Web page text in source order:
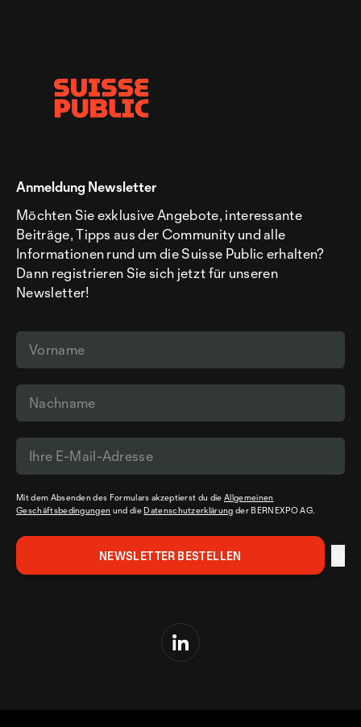
Anmeldung Newsletter
Möchten Sie exklusive Angebote, interessante
Beiträge, Tipps aus der Community und alle
Informationen rund um die Suisse Public erhalten?
Dann registrieren Sie sich jetzt für unseren
Newsletter!
Mit dem Absenden des Formulars akzeptierst du dieAllgemeinen
Geschäftsbedingungen und die Datenschutzerklärung der BERNEXPO AG.